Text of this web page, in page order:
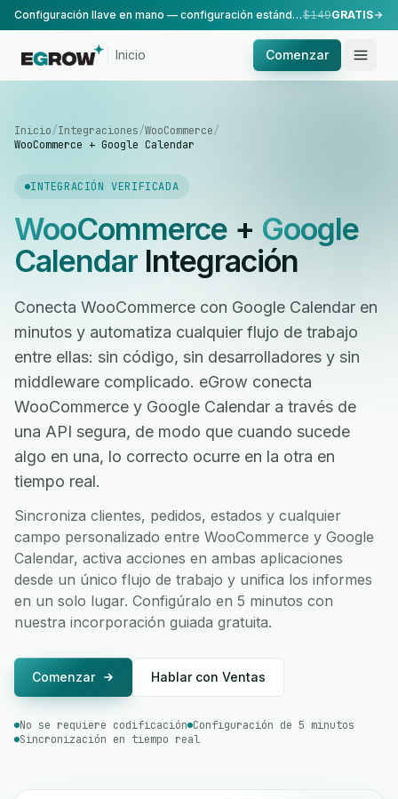
Configuración llave en mano — configuración estándar, realizada por nuestro equipo.$149GRATIS
Inicio Comenzar
Inicio/Integraciones/WooCommerce/
WooCommerce + Google Calendar
INTEGRACIÓN VERIFICADA
WooCommerce+ Google
CalendarIntegración
Conecta WooCommerce con Google Calendar en
minutos y automatiza cualquier flujo de trabajo
entre ellas: sin código, sin desarrolladores y sin
middleware complicado. eGrow conecta
WooCommerce y Google Calendar a través de
una API segura, de modo que cuando sucede
algo en una, lo correcto ocurre en la otra en
tiempo real.
Sincroniza clientes, pedidos, estados y cualquier
campo personalizado entre WooCommerce y Google
Calendar, activa acciones en ambas aplicaciones
desde un único flujo de trabajo y unifica los informes
en un solo lugar. Configúralo en 5 minutos con
nuestra incorporación guiada gratuita.
Comenzar Hablar con Ventas
No se requiere codificación Configuración de 5 minutos
Sincronización en tiempo real